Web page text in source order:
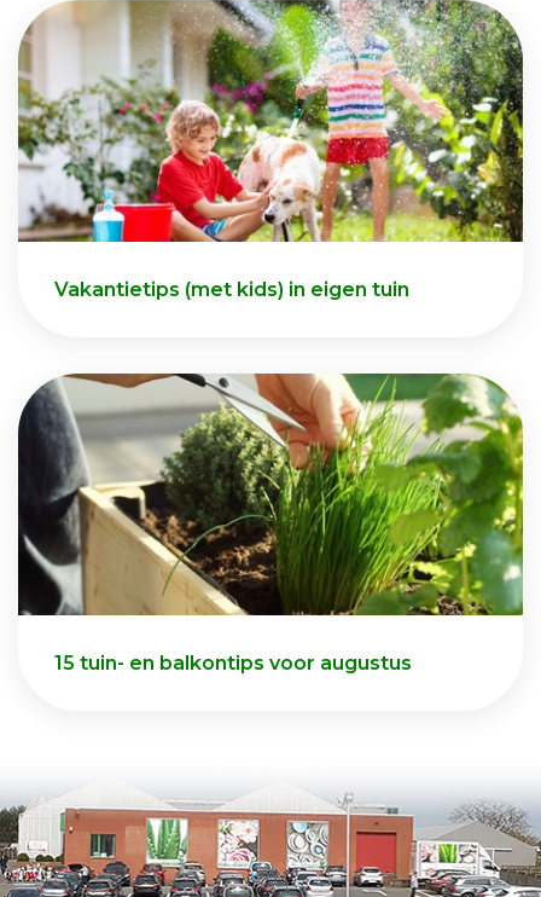
Vakantietips (met kids) in eigen tuin
15 tuin- en balkontips voor augustus